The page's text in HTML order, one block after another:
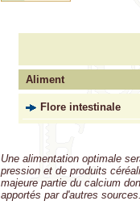
Aliment
Flore intestinale
Une alimentation optimale
pression et de produits
majeure partie du calcium
apportés par d'autres